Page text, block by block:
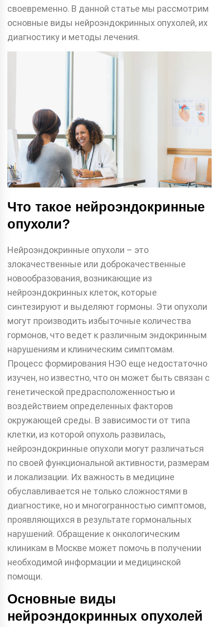
своевременно. В данной статье мы рассмотрим
основные виды нейроэндокринных опухолей, их
диагностику и методы лечения.
Что такое нейроэндокринные
опухоли?
Нейроэндокринные опухоли – это
злокачественные или доброкачественные
новообразования, возникающие из
нейроэндокринных клеток, которые
синтезируют и выделяют гормоны. Эти опухоли
могут производить избыточные количества
гормонов, что ведет к различным эндокринным
нарушениям и клиническим симптомам.
Процесс формирования НЭО еще недостаточно
изучен, но известно, что он может быть связан с
генетической предрасположенностью и
воздействием определенных факторов
окружающей среды. В зависимости от типа
клетки, из которой опухоль развилась,
нейроэндокринные опухоли могут различаться
по своей функциональной активности, размерам
и локализации. Их важность в медицине
обуславливается не только сложностями в
диагностике, но и многогранностью симптомов,
проявляющихся в результате гормональных
нарушений. Обращение к онкологическим
клиникам в Москве может помочь в получении
необходимой информации и медицинской
помощи.
Основные виды
нейроэндокринных опухолей